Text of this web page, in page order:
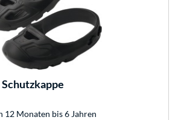
12 Monaten bis 6 Jahren